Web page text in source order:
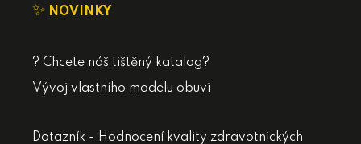
✨ NOVINKY
? Chcete náš tištěný katalog?
Vývoj vlastního modelu obuvi
Dotazník - Hodnocení kvality zdravotnických